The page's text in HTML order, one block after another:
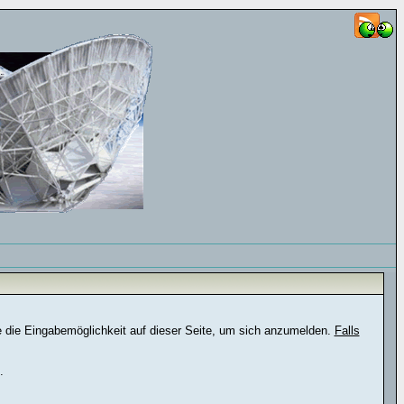
Eingabemöglichkeit auf dieser Seite, um sich anzumelden. Falls